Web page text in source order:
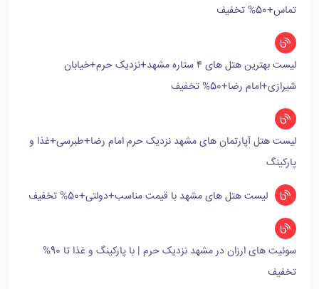
تماس+50% تخفیف
لیست بهترین هتل های ۴ ستاره مشهد+نزدیک حرم+خیابان
شیرازی+امام رضا+50% تخفیف
لیست هتل آپارتمان های مشهد نزدیک حرم امام رضا+طبرسی+غذا و
پارکینگ
لیست هتل های مشهد با قیمت مناسب+دولتی+50% تخفیف
سوئیت های ارزان در مشهد نزدیک حرم | با پارکینگ و غذا تا 90%
تخفیف